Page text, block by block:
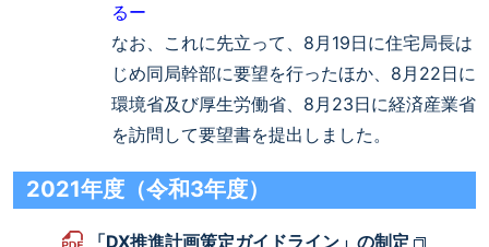
るー
なお、これに先立って、8月19日に住宅局長は
じめ同局幹部に要望を行ったほか、8月22日に
環境省及び厚生労働省、8月23日に経済産業省
を訪問して要望書を提出しました。
2021年度（令和3年度）
「DX推進計画策定ガイドライン」の制定